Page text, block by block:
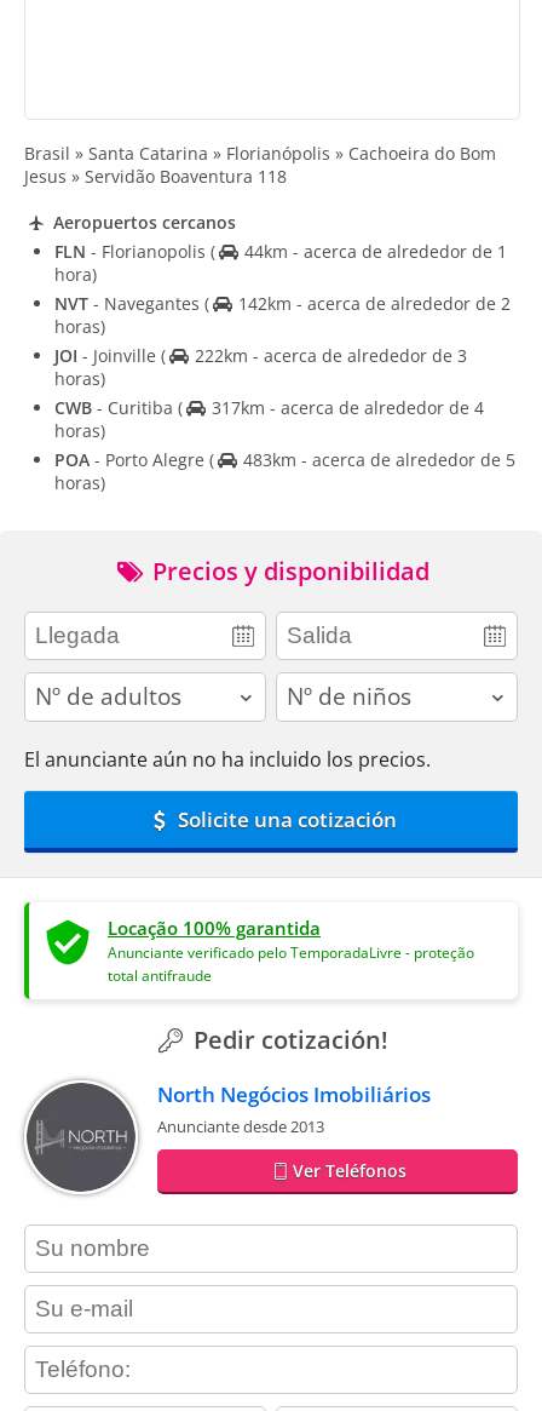
Brasil » Santa Catarina » Florianópolis » Cachoeira do Bom
Jesus » Servidão Boaventura 118
Aeropuertos cercanos
FLN - Florianopolis (
44km - acerca de alrededor de 1
hora)
NVT - Navegantes (
142km - acerca de alrededor de 2
horas)
JOI - Joinville (
222km - acerca de alrededor de 3
horas)
CWB - Curitiba (
317km - acerca de alrededor de 4
horas)
POA - Porto Alegre (
483km - acerca de alrededor de 5
horas)
Precios y disponibilidad
adults children
El anunciante aún no ha incluido los precios.
Solicite una cotización
Locação 100% garantida
Anunciante verificado pelo TemporadaLivre - proteção
total antifraude
Pedir cotización!
North Negócios Imobiliários
Anunciante desde 2013
Ver Teléfonos
contact_name
contact_email
contact_phone